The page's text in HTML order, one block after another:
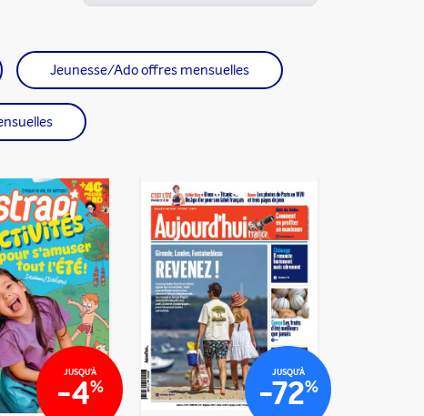
Jeunesse/Ado offres mensuelles
JUSQU'À
-4%
€00
€40
JUSQU'À
-72%
€36